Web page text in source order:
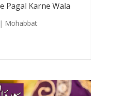
Pagal Karne Wala
| Mohabbat